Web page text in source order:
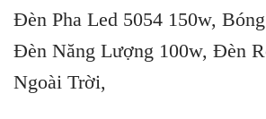
Đèn Pha Led 5054 150w,
Đèn Năng Lượng 100w, Đèn
Ngoài Trời,